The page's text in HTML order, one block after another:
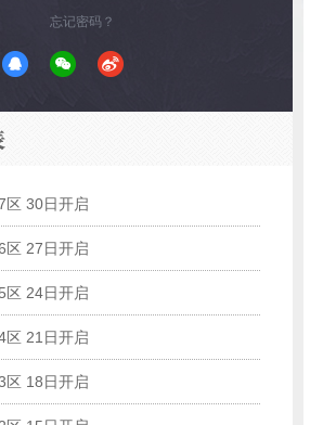
忘记密码？
区 30日开启
区 27日开启
区 24日开启
区 21日开启
区 18日开启